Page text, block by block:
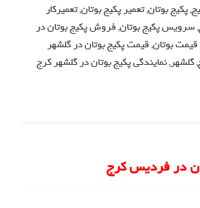
,پکیج بوتان,تعمیر پکیج بوتان,تعمیرکار
,سرویس پکیج بوتان,فروش پکیج بوتان در
قیمت بوتان,قیمت پکیج بوتان در گلشهر
,گلشهر,نمایندگی پکیج بوتان در گلشهر کرج
در فردیس کرج